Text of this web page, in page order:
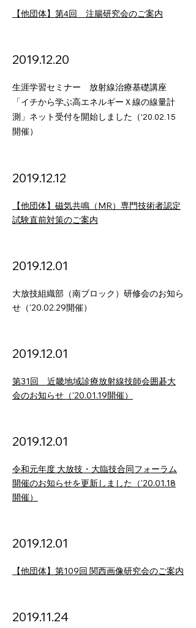
【他団体】第4回 注腸研究会のご案内
2019.12.20
生涯学習セミナー 放射線治療基礎講座
「イチから学ぶ高エネルギーＸ線の線量計
測」ネット受付を開始しました（'20.02.15
開催）
2019.12.12
【他団体】磁気共鳴（MR）専門技術者認定
試験直前対策のご案内
2019.12.01
大放技組織部（南ブロック）研修会のお知ら
せ（'20.02.29開催）
2019.12.01
第31回 近畿地域診療放射線技師会囲碁大
会のお知らせ（'20.01.19開催）
2019.12.01
令和元年度 大放技・大臨技合同フォーラム
開催のお知らせを更新しました（'20.01.18
開催）
2019.12.01
【他団体】第109回 関西画像研究会のご案内
2019.11.24